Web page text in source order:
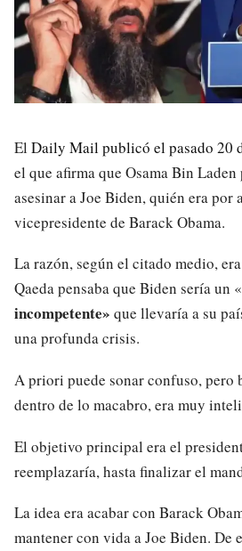
El Daily Mail publicó el pasado 20
el que afirma que Osama Bin
asesinar a Joe Biden, quién era por
vicepresidente de Barack Obama.
La razón, según el citado medio,
Qaeda pensaba que Biden sería un «
incompetente» que llevaría a su
una profunda crisis.
A priori puede sonar confuso, pero
dentro de lo macabro, era muy
El objetivo principal era el
reemplazaría, hasta finalizar el
La idea era acabar con Barack
mantener con vida a Joe Biden. De